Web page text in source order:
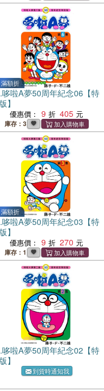
滿額折
哆啦A夢50周年紀念06【特
】
優惠價： 9 405
庫存：3
滿額折
哆啦A夢50周年紀念03【特
】
優惠價： 9 270
庫存：1
哆啦A夢50周年紀念02【特
】
到貨時通知我